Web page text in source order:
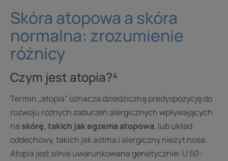
Skóra atopowa a skóra
normalna: zrozumienie
różnicy
Czym jest atopia?⁴
Termin „atopia” oznacza dziedziczną predyspozycję do
rozwoju różnych zaburzeń alergicznych wpływających
na skórę, takich jak egzema atopowa, lub układ
oddechowy, takich jak astma i alergiczny nieżyt nosa.
Atopia jest silnie uwarunkowana genetycznie: U 50-